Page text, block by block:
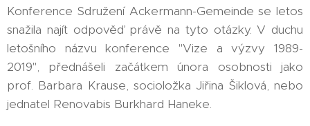
Konference Sdružení Ackermann-Gemeinde se letos
snažila najít odpověď právě na tyto otázky. V duchu
letošního názvu konference "Vize a výzvy 1989-
2019", přednášeli začátkem února osobnosti jako
prof. Barbara Krause, socioložka Jiřina Šiklová, nebo
jednatel Renovabis Burkhard Haneke.